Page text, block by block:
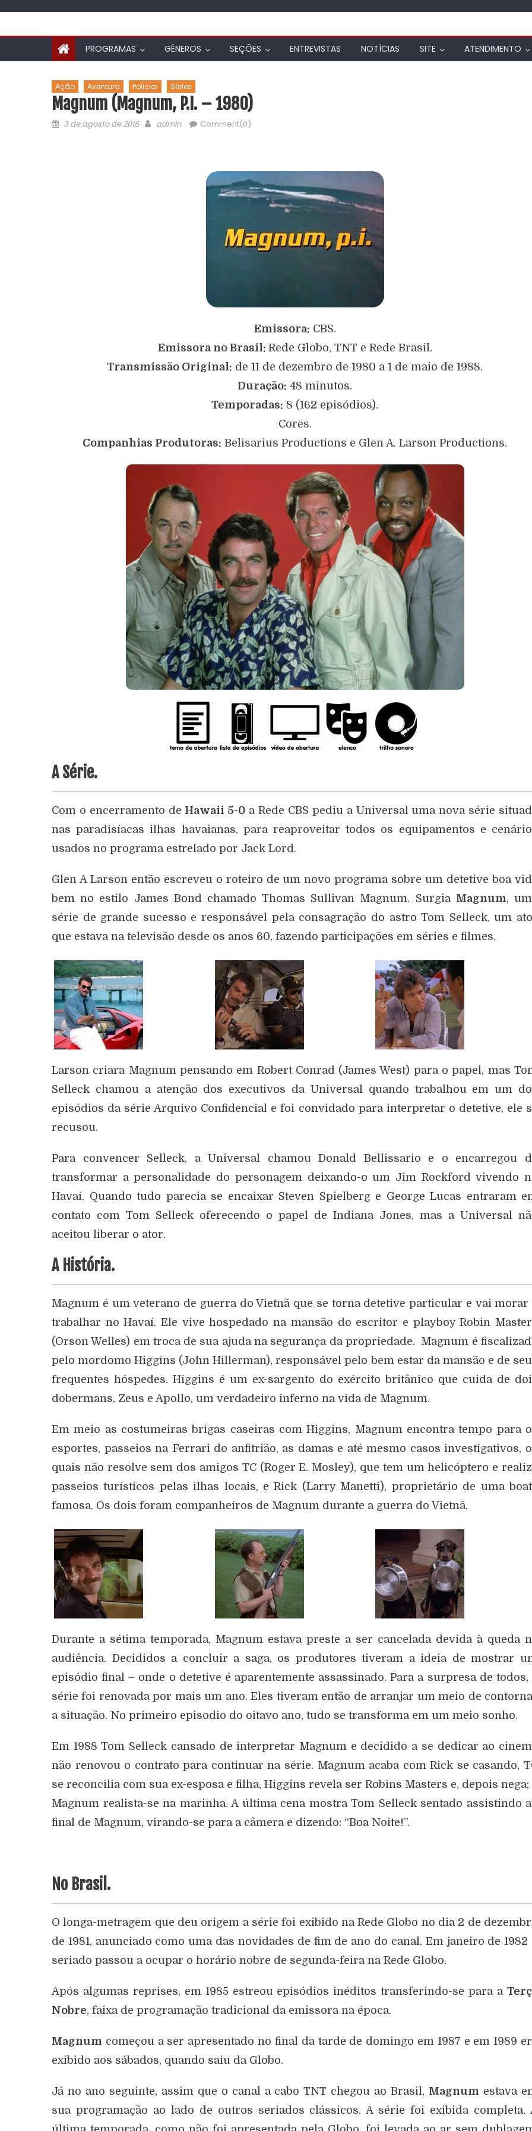
PROGRAMAS GÊNEROS SEÇÕES ENTREVISTAS NOTÍCIAS SITE ATENDIMENTO
Ação Aventura Policial Séries
Magnum (Magnum, P.I. – 1980)
3 de agosto de 2016 admin Comment(0)
Emissora: CBS.
Emissora no Brasil: Rede Globo, TNT e Rede Brasil.
Transmissão Original: de 11 de dezembro de 1980 a 1 de maio de 1988.
Duração: 48 minutos.
Temporadas: 8 (162 episódios).
Cores.
Companhias Produtoras: Belisarius Productions e Glen A. Larson Productions.
A Série.
Com o encerramento de Hawaii 5-0 a Rede CBS pediu a Universal uma nova série
nas paradisíacas ilhas havaianas, para reaproveitar todos os equipamentos e
usados no programa estrelado por Jack Lord.
Glen A Larson então escreveu o roteiro de um novo programa sobre um detetive boa
bem no estilo James Bond chamado Thomas Sullivan Magnum. Surgia Magnum,
série de grande sucesso e responsável pela consagração do astro Tom Selleck, um
que estava na televisão desde os anos 60, fazendo participações em séries e filmes.
Larson criara Magnum pensando em Robert Conrad (James West) para o papel, mas
Selleck chamou a atenção dos executivos da Universal quando trabalhou em um
episódios da série Arquivo Confidencial e foi convidado para interpretar o detetive, ele
recusou.
Para convencer Selleck, a Universal chamou Donald Bellissario e o encarregou
transformar a personalidade do personagem deixando-o um Jim Rockford vivendo
Havaí. Quando tudo parecia se encaixar Steven Spielberg e George Lucas entraram
contato com Tom Selleck oferecendo o papel de Indiana Jones, mas a Universal
aceitou liberar o ator.
A História.
Magnum é um veterano de guerra do Vietnã que se torna detetive particular e vai morar
trabalhar no Havaí. Ele vive hospedado na mansão do escritor e playboy Robin
(Orson Welles) em troca de sua ajuda na segurança da propriedade. Magnum é
pelo mordomo Higgins (John Hillerman), responsável pelo bem estar da mansão e de
frequentes hóspedes. Higgins é um ex-sargento do exército britânico que cuida de
dobermans, Zeus e Apollo, um verdadeiro inferno na vida de Magnum.
Em meio as costumeiras brigas caseiras com Higgins, Magnum encontra tempo para
esportes, passeios na Ferrari do anfitrião, as damas e até mesmo casos investigativos,
quais não resolve sem dos amigos TC (Roger E. Mosley), que tem um helicóptero e
passeios turísticos pelas ilhas locais, e Rick (Larry Manetti), proprietário de uma
famosa. Os dois foram companheiros de Magnum durante a guerra do Vietnã.
Durante a sétima temporada, Magnum estava preste a ser cancelada devida à queda
audiência. Decididos a concluir a saga, os produtores tiveram a ideia de mostrar
episódio final – onde o detetive é aparentemente assassinado. Para a surpresa de todos,
série foi renovada por mais um ano. Eles tiveram então de arranjar um meio de
a situação. No primeiro episodio do oitavo ano, tudo se transforma em um meio sonho.
Em 1988 Tom Selleck cansado de interpretar Magnum e decidido a se dedicar ao
não renovou o contrato para continuar na série. Magnum acaba com Rick se casando,
se reconcilia com sua ex-esposa e filha, Higgins revela ser Robins Masters e, depois nega;
Magnum realista-se na marinha. A última cena mostra Tom Selleck sentado assistindo
final de Magnum, virando-se para a câmera e dizendo: “Boa Noite!”.
No Brasil.
O longa-metragem que deu origem a série foi exibido na Rede Globo no dia 2 de
de 1981, anunciado como uma das novidades de fim de ano do canal. Em janeiro de 1982
seriado passou a ocupar o horário nobre de segunda-feira na Rede Globo.
Após algumas reprises, em 1985 estreou episódios inéditos transferindo-se para a
Nobre, faixa de programação tradicional da emissora na época.
Magnum começou a ser apresentado no final da tarde de domingo em 1987 e em 1989
exibido aos sábados, quando saiu da Globo.
Já no ano seguinte, assim que o canal a cabo TNT chegou ao Brasil, Magnum estava
sua programação ao lado de outros seriados clássicos. A série foi exibida completa.